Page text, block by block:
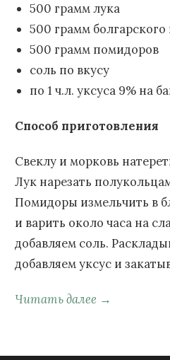
500 грамм лука
500 грамм болгарского
500 грамм помидоров
соль по вкусу
по 1 ч.л. уксуса 9% на
Способ приготовления
Свеклу и морковь
Лук нарезать
Помидоры измельчить в
и варить около часа на
добавляем соль.
добавляем уксус и
Читать далее →